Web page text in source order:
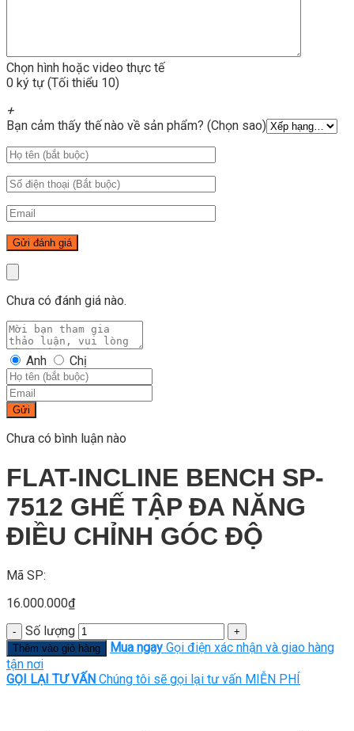
Chọn hình hoặc video thực tế
0 ký tự (Tối thiểu 10)
+
Bạn cảm thấy thế nào về sản phẩm? (Chọn sao)
Chưa có đánh giá nào.
Anh Chị
Gửi
Chưa có bình luận nào
FLAT-INCLINE BENCH SP-
7512 GHẾ TẬP ĐA NĂNG
ĐIỀU CHỈNH GÓC ĐỘ
Mã SP:
16.000.000₫
Số lượng
Thêm vào giỏ hàng Mua ngay Gọi điện xác nhận và giao hàng
tận nơi
GỌI LẠI TƯ VẤN Chúng tôi sẽ gọi lại tư vấn MIỄN PHÍ